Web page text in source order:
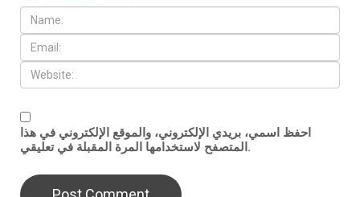
احفظ اسمي، بريدي الإلكتروني، والموقع الإلكتروني في هذا
المتصفح لاستخدامها المرة المقبلة في تعليقي.